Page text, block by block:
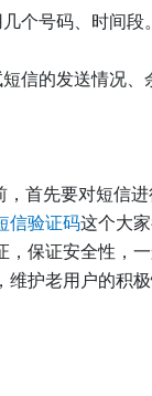
个号码、时间段。
信的发送情况、
，首先要对短信
信验证码这个大
，保证安全性，
护老用户的积极